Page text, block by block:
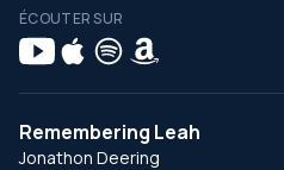
ÉCOUTER SUR
Remembering Leah
Jonathon Deering